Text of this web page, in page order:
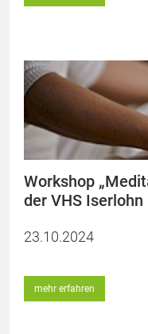
Workshop
der VHS Iserlohn
23.10.2024
mehr erfahren